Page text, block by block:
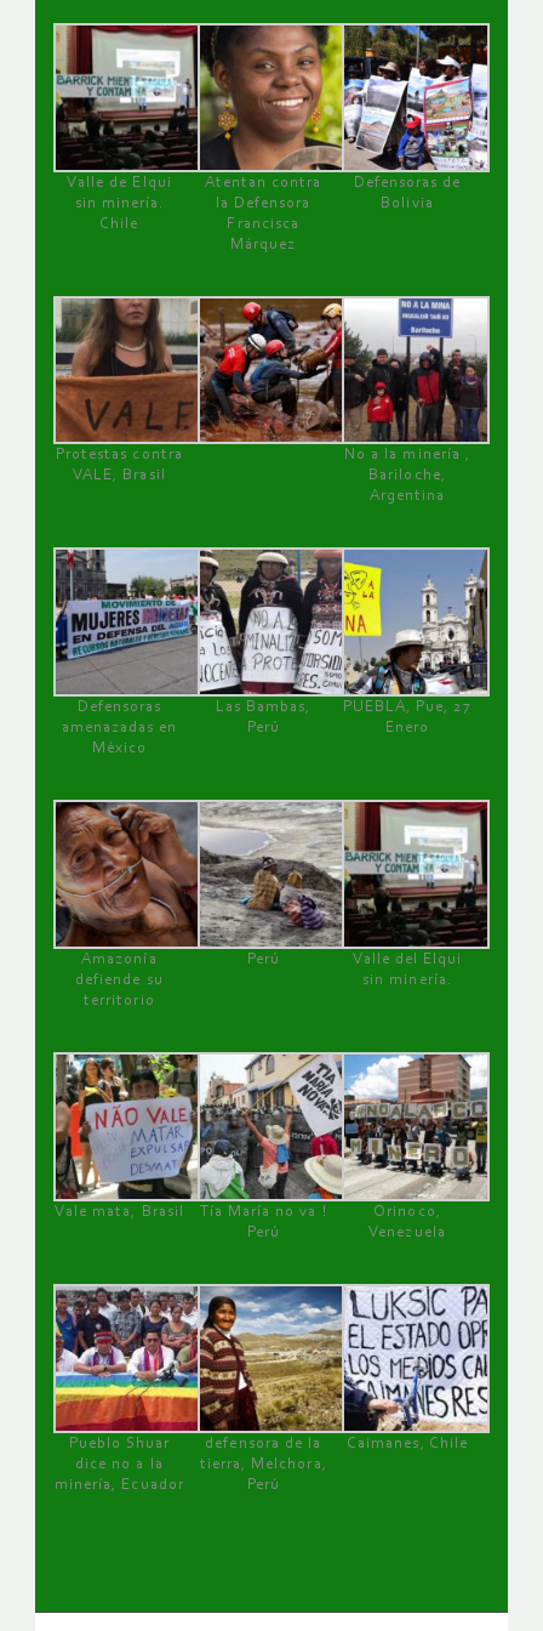
Valle de Elqui
sin minería.
Chile
Atentan contra
la Defensora
Francisca
Márquez
Defensoras de
Bolivia
Protestas contra
VALE, Brasil
No a la minería ,
Bariloche,
Argentina
Defensoras
amenazadas en
México
Las Bambas,
Perú
PUEBLA, Pue, 27
Enero
Amazonía
defiende su
territorio
Perú
Valle del Elqui
sin minería.
Vale mata, Brasil
Tía María no va !
Perú
Orinoco,
Venezuela
Pueblo Shuar
dice no a la
minería, Ecuador
defensora de la
tierra, Melchora,
Perú
Caimanes, Chile